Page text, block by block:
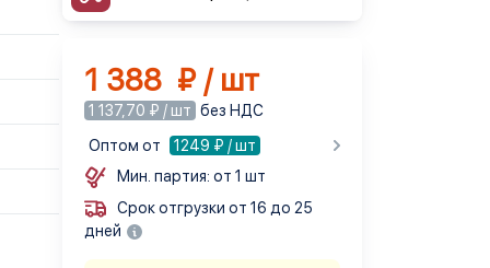
1 388 ₽ / шт
1 137,70 ₽ / шт без НДС
Оптом от
1249 ₽ / шт
Мин. партия: от 1 шт
Срок отгрузки от 16 до 25
дней